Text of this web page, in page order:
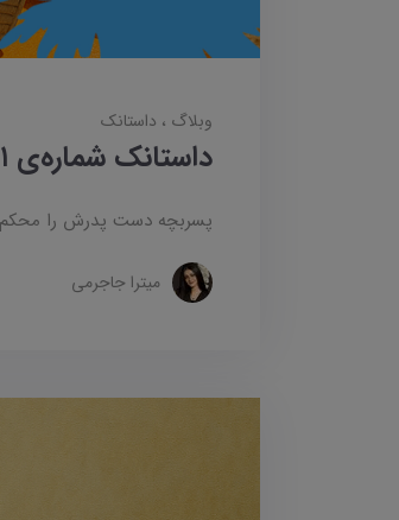
وبلاگ داستانک‌
داستانک شماره‌ی ۲۱ | لبه‌ی سرسره
پسربچه دست پدرش را
میترا جاجرمی